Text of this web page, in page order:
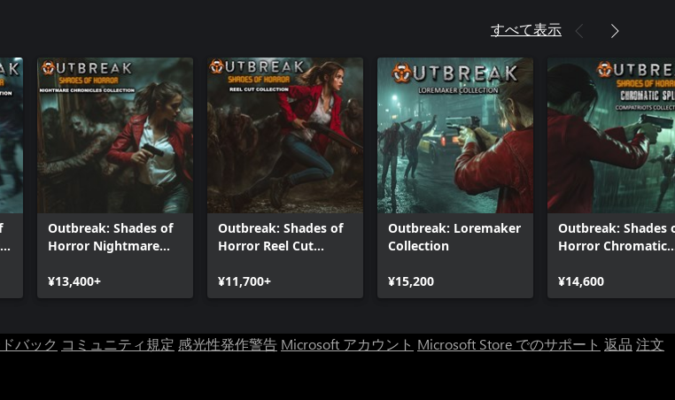
すべて表示
Outbreak: Shades of
Horror Nightmare
¥13,400+
Outbreak: Shades of
Horror Reel Cut
¥11,700+
Outbreak: Loremaker
Collection
¥15,200
Outbreak: Shades
Horror Chromatic
Collection
¥14,600
バック コミュニティ規定 感光性発作警告 Microsoft アカウント Microsoft Store でのサポート 返品 注文